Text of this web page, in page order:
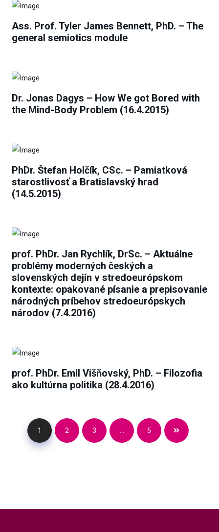
Ass. Prof. Tyler James Bennett, PhD. – The
general semiotics module
Dr. Jonas Dagys – How We got Bored with
the Mind-Body Problem (16.4.2015)
PhDr. Štefan Holčík, CSc. – Pamiatková
starostlivosť a Bratislavský hrad
(14.5.2015)
prof. PhDr. Jan Rychlík, DrSc. – Aktuálne
problémy moderných českých a
slovenských dejín v stredoeurópskom
kontexte: opakované písanie a prepisovanie
národných príbehov stredoeurópskych
národov (7.4.2016)
prof. PhDr. Emil Višňovský, PhD. – Filozofia
ako kultúrna politika (28.4.2016)
1 2 3 … 5